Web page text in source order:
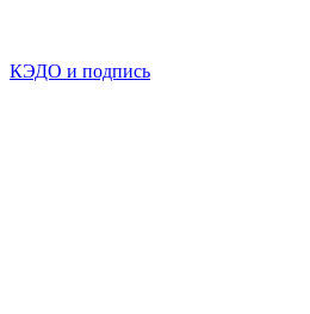
КЭДО и подпись